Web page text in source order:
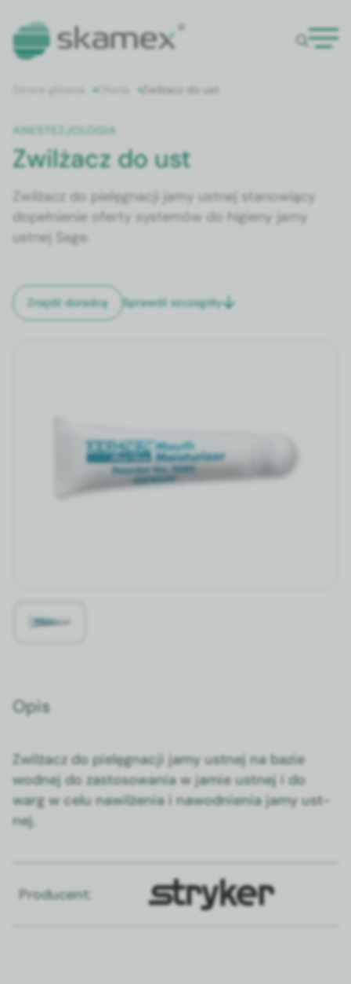
Oferta Zwilżacz do ust
ANESTEZJOLOGIA
Zwilżacz do ust
Zwilżacz do pielęgnacji jamy ustnej stanowiący
dopełnienie oferty systemów do higieny jamy
ustnej Sage.
Znajdź doradcę Sprawdź szczegóły
Opis
Zwilżacz do pielę­gnacji jamy ust­nej na bazie
wod­nej do zas­tosowa­nia w jamie ust­nej i do
warg w celu naw­ilże­nia i nawod­nienia jamy ust­
nej.
Producent: